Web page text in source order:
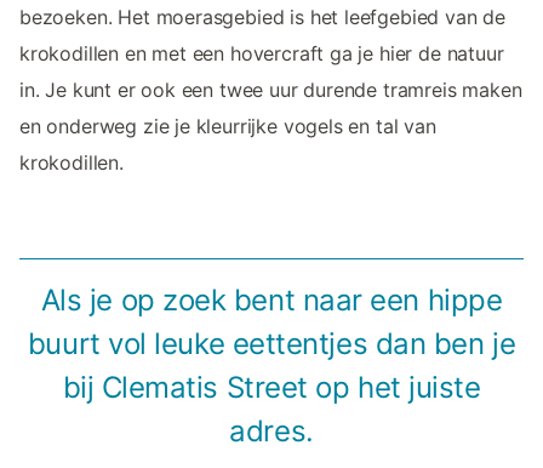
bezoeken. Het moerasgebied is het leefgebied van de
krokodillen en met een hovercraft ga je hier de natuur
in. Je kunt er ook een twee uur durende tramreis maken
en onderweg zie je kleurrijke vogels en tal van
krokodillen.
Als je op zoek bent naar een hippe
buurt vol leuke eettentjes dan ben je
bij Clematis Street op het juiste
adres.